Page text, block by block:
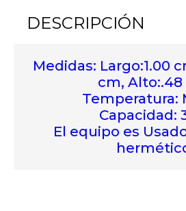
DESCRIPCIÓN
Medidas: Largo:1.00
cm, Alto:.48
Temperatura:
Capacidad:
El equipo es